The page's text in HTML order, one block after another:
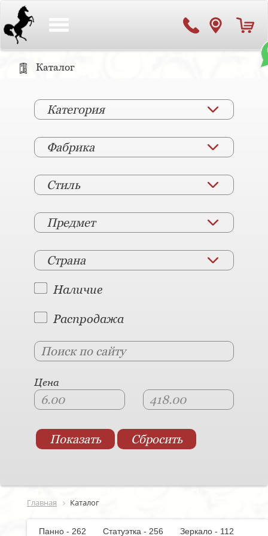
Каталог
Категория
Фабрика
Стиль
Предмет
Страна
Наличие
Распродажа
Цена
Главная Каталог
Панно - 262 Статуэтка - 256
Зеркало - 112